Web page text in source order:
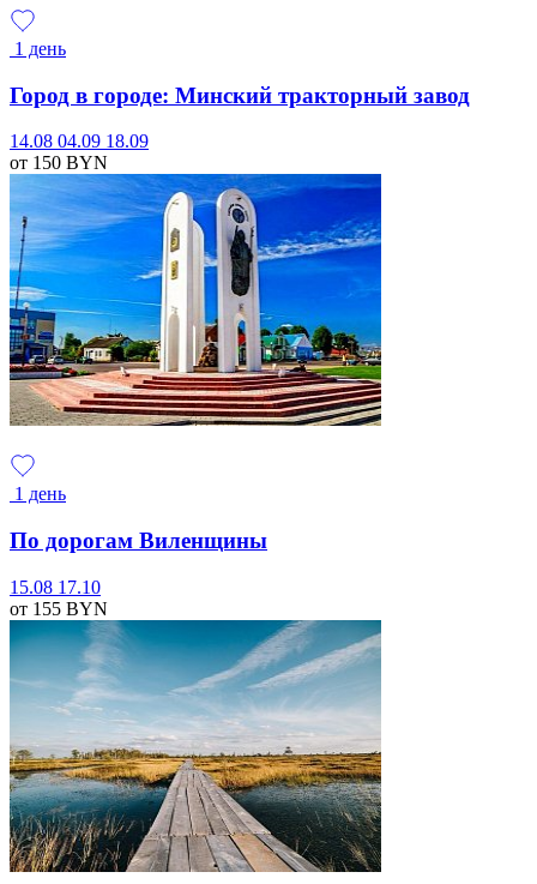
1 день
Город в городе: Минский тракторный завод
14.08 04.09 18.09
от 150 BYN
1 день
По дорогам Виленщины
15.08 17.10
от 155 BYN